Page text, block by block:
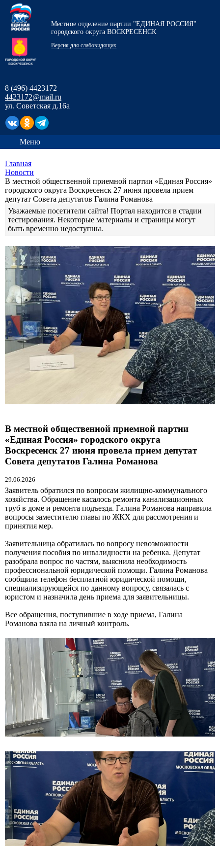
Местное отделение партии "ЕДИНАЯ РОССИЯ"
городского округа ВОСКРЕСЕНСК
Версия для слабовидящих
8 (496) 4423172
4423172@mail.ru
ул. Советская д.16а
Меню
Главная
Новости
В местной общественной приемной партии «Единая Россия»
городского округа Воскресенск 27 июня провела прием
депутат Совета депутатов Галина Романова
Уважаемые посетители сайта! Портал находится в стадии
тестирования. Некоторые материалы и страницы могут
быть временно недоступны.
В местной общественной приемной партии
«Единая Россия» городского округа
Воскресенск 27 июня провела прием депутат
Совета депутатов Галина Романова
29.06.2026
Заявитель обратился по вопросам жилищно-коммунального
хозяйства. Обращение касалось ремонта канализационных
труб в доме и ремонта подъезда. Галина Романова направила
вопросы заместителю главы по ЖКХ для рассмотрения и
принятия мер.
Заявительница обратилась по вопросу невозможности
получения пособия по инвалидности на ребенка. Депутат
разобрала вопрос по частям, выяснила необходимость
профессиональной юридической помощи. Галина Романова
сообщила телефон бесплатной юридической помощи,
специализирующейся по данному вопросу, связалась с
юристом и назначила день приема для заявительницы.
Все обращения, поступившие в ходе приема, Галина
Романова взяла на личный контроль.